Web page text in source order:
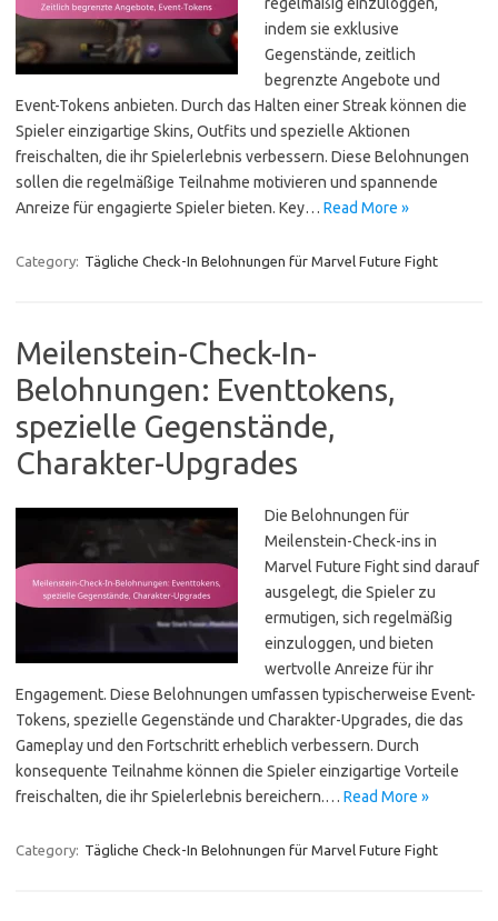
indem sie exklusive
Gegenstände, zeitlich
begrenzte Angebote und
Event-Tokens anbieten. Durch das Halten einer Streak können die
Spieler einzigartige Skins, Outfits und spezielle Aktionen
freischalten, die ihr Spielerlebnis verbessern. Diese Belohnungen
sollen die regelmäßige Teilnahme motivieren und spannende
Anreize für engagierte Spieler bieten. Key… Read More »
Category: Tägliche Check-In Belohnungen für Marvel Future Fight
Meilenstein-Check-In-
Belohnungen: Eventtokens,
spezielle Gegenstände,
Charakter-Upgrades
Die Belohnungen für
Meilenstein-Check-ins in
Marvel Future Fight sind darauf
ausgelegt, die Spieler zu
ermutigen, sich regelmäßig
einzuloggen, und bieten
wertvolle Anreize für ihr
Engagement. Diese Belohnungen umfassen typischerweise Event-
Tokens, spezielle Gegenstände und Charakter-Upgrades, die das
Gameplay und den Fortschritt erheblich verbessern. Durch
konsequente Teilnahme können die Spieler einzigartige Vorteile
freischalten, die ihr Spielerlebnis bereichern.… Read More »
Category: Tägliche Check-In Belohnungen für Marvel Future Fight